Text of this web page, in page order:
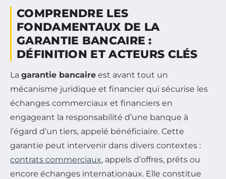
COMPRENDRE LES
FONDAMENTAUX DE LA
GARANTIE BANCAIRE :
DÉFINITION ET ACTEURS CLÉS
La garantie bancaire est avant tout un
mécanisme juridique et financier qui sécurise les
échanges commerciaux et financiers en
engageant la responsabilité d’une banque à
l’égard d’un tiers, appelé bénéficiaire. Cette
garantie peut intervenir dans divers contextes :
contrats commerciaux, appels d’offres, prêts ou
encore échanges internationaux. Elle constitue